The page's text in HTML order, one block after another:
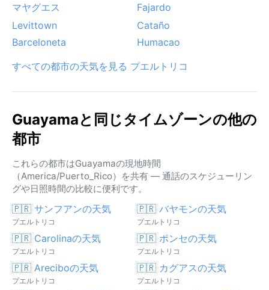
マヤグエス
Fajardo
Levittown
Cataño
Barceloneta
Humacao
すべての都市の天気を見る プエルトリコ
Guayamaと同じタイムゾーンの他の
都市
これらの都市はGuayamaの現地時間
（America/Puerto_Rico）を共有 — 通話のスケジューリン
グや日照時間の比較に便利です。
🇵🇷 サンフアンの天気
プエルトリコ
🇵🇷 バヤモンの天気
プエルトリコ
🇵🇷 Carolinaの天気
プエルトリコ
🇵🇷 ポンセの天気
プエルトリコ
🇵🇷 Areciboの天気
プエルトリコ
🇵🇷 カグアスの天気
プエルトリコ